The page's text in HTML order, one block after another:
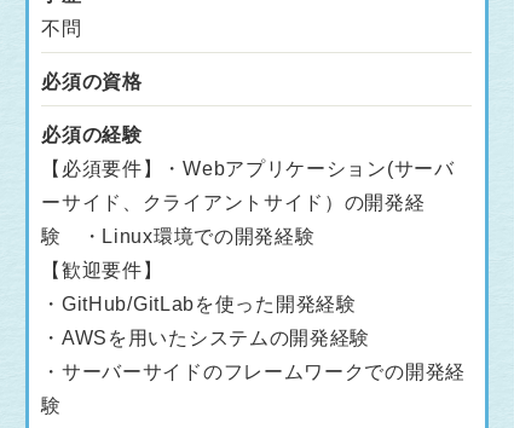
不問
必須の資格
必須の経験
【必須要件】・Webアプリケーション(サーバ
ーサイド、クライアントサイド）の開発経
験 ・Linux環境での開発経験
【歓迎要件】
・GitHub/GitLabを使った開発経験
・AWSを用いたシステムの開発経験
・サーバーサイドのフレームワークでの開発経
験